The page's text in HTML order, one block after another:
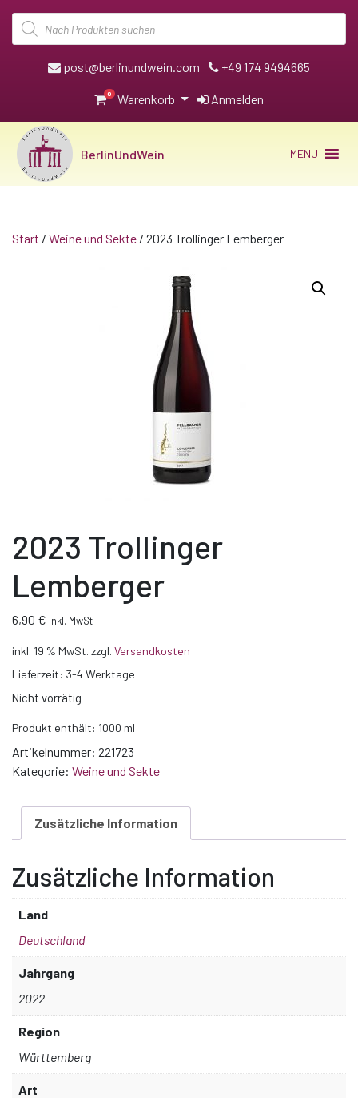
Products
search
post@berlinundwein.com +49 174 9494665
0 Warenkorb Anmelden
BerlinUndWein MENU
Start / Weine und Sekte / 2023 Trollinger Lemberger
2023 Trollinger
Lemberger
6,90 € inkl. MwSt
inkl. 19 % MwSt. zzgl. Versandkosten
Lieferzeit: 3-4 Werktage
Nicht vorrätig
Produkt enthält: 1000 ml
Artikelnummer: 221723
Kategorie: Weine und Sekte
Zusätzliche Information
Zusätzliche Information
Land
Deutschland
Jahrgang
2022
Region
Württemberg
Art